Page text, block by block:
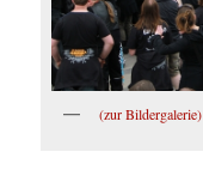
(zur Bildergalerie)